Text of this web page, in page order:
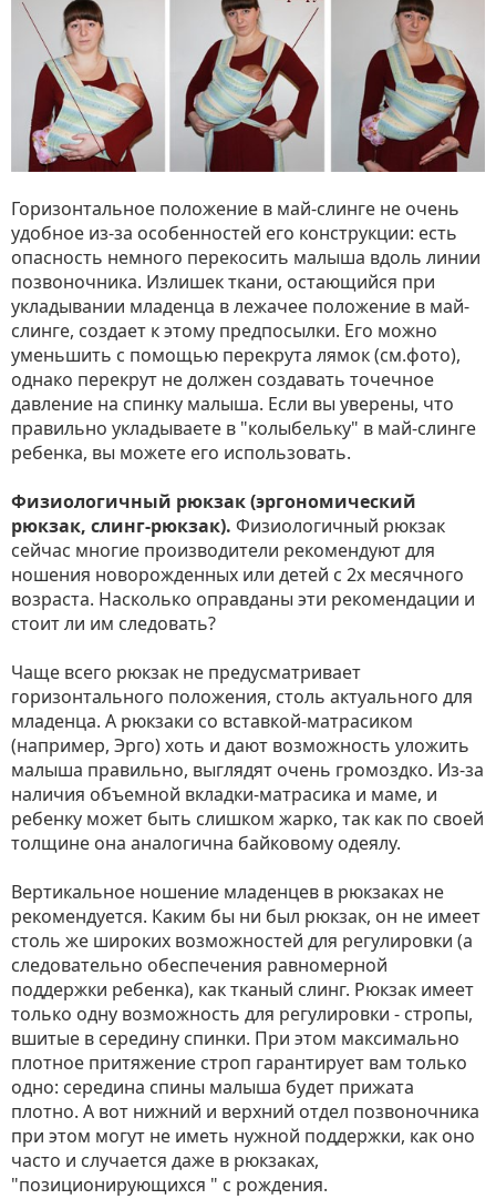
Горизонтальное положение в май-слинге не очень
удобное из-за особенностей его конструкции: есть
опасность немного перекосить малыша вдоль линии
позвоночника. Излишек ткани, остающийся при
укладывании младенца в лежачее положение в май-
слинге, создает к этому предпосылки. Его можно
уменьшить с помощью перекрута лямок (см.фото),
однако перекрут не должен создавать точечное
давление на спинку малыша. Если вы уверены, что
правильно укладываете в "колыбельку" в май-слинге
ребенка, вы можете его использовать.
Физиологичный рюкзак (эргономический
рюкзак, слинг-рюкзак). Физиологичный рюкзак
сейчас многие производители рекомендуют для
ношения новорожденных или детей с 2х месячного
возраста. Насколько оправданы эти рекомендации и
стоит ли им следовать?
Чаще всего рюкзак не предусматривает
горизонтального положения, столь актуального для
младенца. А рюкзаки со вставкой-матрасиком
(например, Эрго) хоть и дают возможность уложить
малыша правильно, выглядят очень громоздко. Из-за
наличия объемной вкладки-матрасика и маме, и
ребенку может быть слишком жарко, так как по своей
толщине она аналогична байковому одеялу.
Вертикальное ношение младенцев в рюкзаках не
рекомендуется. Каким бы ни был рюкзак, он не имеет
столь же широких возможностей для регулировки (а
следовательно обеспечения равномерной
поддержки ребенка), как тканый слинг. Рюкзак имеет
только одну возможность для регулировки - стропы,
вшитые в середину спинки. При этом максимально
плотное притяжение строп гарантирует вам только
одно: середина спины малыша будет прижата
плотно. А вот нижний и верхний отдел позвоночника
при этом могут не иметь нужной поддержки, как оно
часто и случается даже в рюкзаках,
"позиционирующихся " с рождения.